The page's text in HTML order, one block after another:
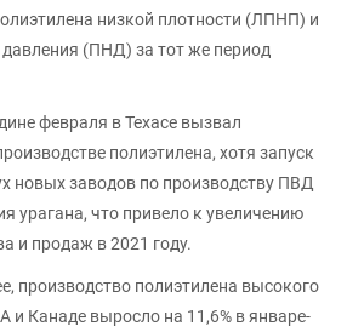
низкой плотности (ЛПНП) и
давления (ПНД) за тот же период
февраля в Техасе вызвал
полиэтилена, хотя запуск
новых заводов по производству ПВД
урагана, что привело к увеличению
и продаж в 2021 году.
производство полиэтилена высокого
Канаде выросло на 11,6% в январе-